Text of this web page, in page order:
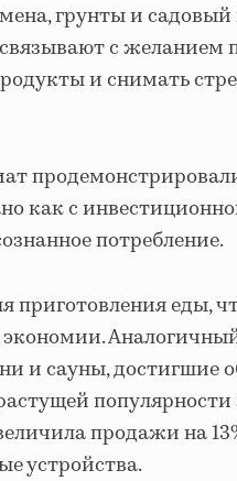
грунты и садовый
с желанием
и снимать
как с
потребление.
приготовления еды,
и сауны, достигшие
популярности
продажи на
устройства.